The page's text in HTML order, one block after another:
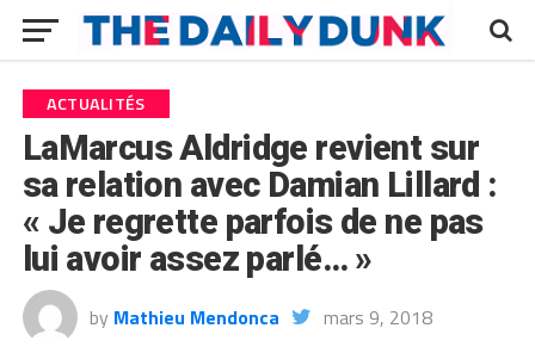
ACTUALITÉS
LaMarcus Aldridge revient sur
sa relation avec Damian Lillard :
« Je regrette parfois de ne pas
lui avoir assez parlé… »
by Mathieu Mendonca mars 9, 2018